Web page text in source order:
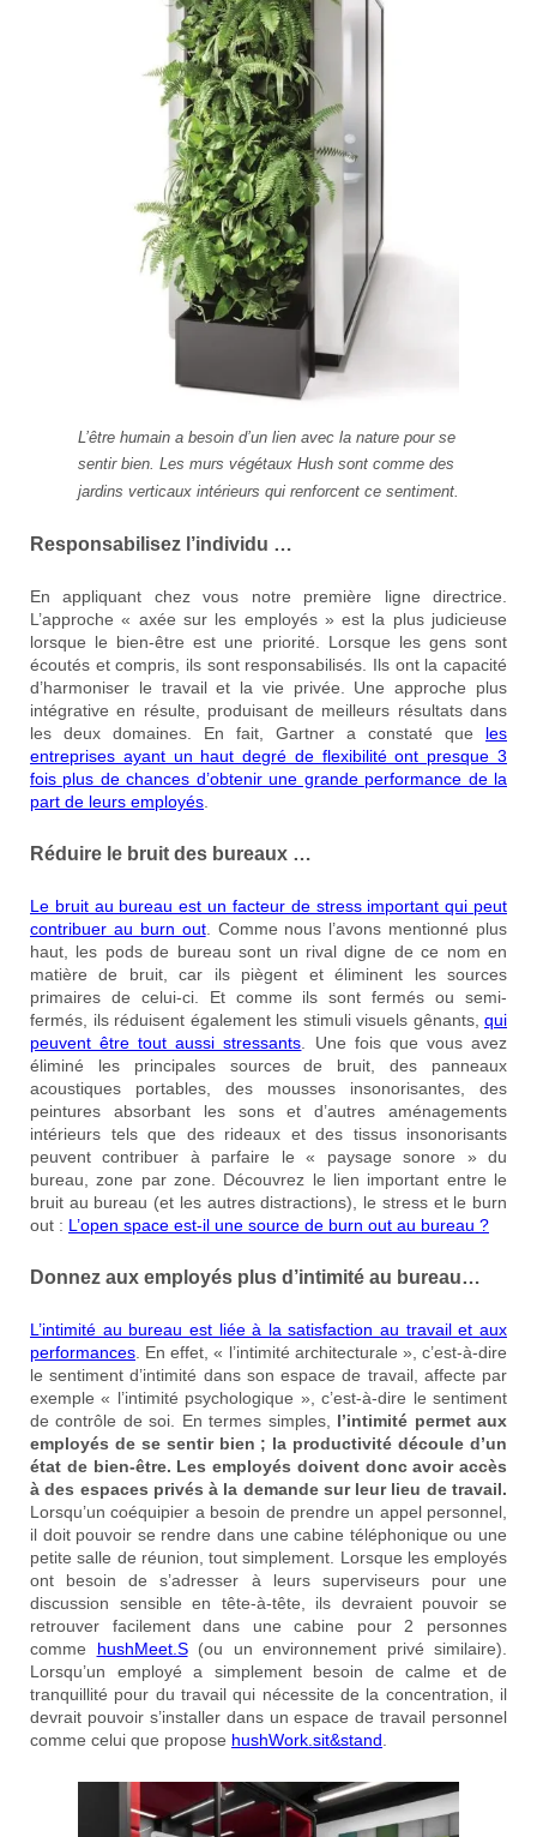
L’être humain a besoin d’un lien avec la nature pour se
sentir bien. Les murs végétaux Hush sont comme des
jardins verticaux intérieurs qui renforcent ce sentiment.
Responsabilisez l’individu …
En appliquant chez vous notre première ligne directrice.
L’approche « axée sur les employés » est la plus judicieuse
lorsque le bien-être est une priorité. Lorsque les gens sont
écoutés et compris, ils sont responsabilisés. Ils ont la capacité
d’harmoniser le travail et la vie privée. Une approche plus
intégrative en résulte, produisant de meilleurs résultats dans
les deux domaines. En fait, Gartner a constaté que les
entreprises ayant un haut degré de flexibilité ont presque 3
fois plus de chances d’obtenir une grande performance de la
part de leurs employés
Réduire le bruit des bureaux …
Le bruit au bureau est un facteur de stress important qui peut
contribuer au burn out. Comme nous l’avons mentionné plus
haut, les pods de bureau sont un rival digne de ce nom en
matière de bruit, car ils piègent et éliminent les sources
primaires de celui-ci. Et comme ils sont fermés ou semi-
fermés, ils réduisent également les stimuli visuels gênants, qui
peuvent être tout aussi stressants . Une fois que vous avez
éliminé les principales sources de bruit, des panneaux
acoustiques portables, des mousses insonorisantes, des
peintures absorbant les sons et d’autres aménagements
intérieurs tels que des rideaux et des tissus insonorisants
peuvent contribuer à parfaire le « paysage sonore » du
bureau, zone par zone. Découvrez le lien important entre le
bruit au bureau (et les autres distractions), le stress et le burn
out : L’open space est-il une source de burn out au bureau ?
Donnez aux employés plus d’intimité au bureau…
L’intimité au bureau est liée à la satisfaction au travail et aux
performances . En effet, « l’intimité architecturale », c’est-à-dire
le sentiment d’intimité dans son espace de travail, affecte par
exemple « l’intimité psychologique », c’est-à-dire le sentiment
de contrôle de soi. En termes simples,
l’intimité permet aux
employés de se sentir bien ; la productivité découle d’un
état de bien-être. Les employés doivent donc avoir accès
à des espaces privés à la demande sur leur lieu de travail.
Lorsqu’un coéquipier a besoin de prendre un appel personnel,
il doit pouvoir se rendre dans une cabine téléphonique ou une
petite salle de réunion, tout simplement. Lorsque les employés
ont besoin de s’adresser à leurs superviseurs pour une
discussion sensible en tête-à-tête, ils devraient pouvoir se
retrouver facilement dans une cabine pour 2 personnes
comme hushMeet.S(ou un environnement privé similaire).
Lorsqu’un employé a simplement besoin de calme et de
tranquillité pour du travail qui nécessite de la concentration, il
devrait pouvoir s’installer dans un espace de travail personnel
comme celui que propose hushWork.sit&stand